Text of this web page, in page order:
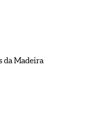
da Madeira